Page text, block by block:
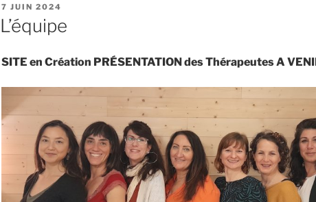
PUBLIÉ
LE
7 JUIN 2024
L’équipe
SITE en Création PRÉSENTATION des Thérapeutes A